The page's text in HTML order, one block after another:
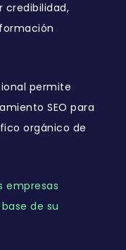
credibilidad,
permite
SEO para
orgánico de
empresas
de su